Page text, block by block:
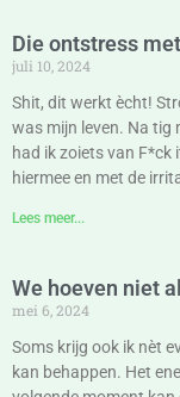
Die ontstress
juli 10, 2024
Shit, dit werkt ècht!
was mijn leven. Na tig
had ik zoiets van F*ck
hiermee en met de
Lees meer...
We hoeven niet
mei 6, 2024
Soms krijg ook ik nèt
kan behappen. Het